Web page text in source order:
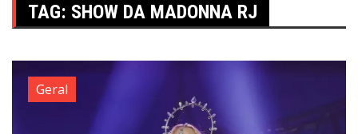
TAG: SHOW DA MADONNA RJ
Geral